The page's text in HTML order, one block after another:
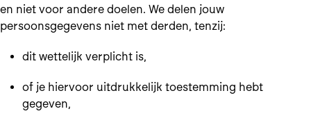
en niet voor andere doelen. We delen jouw
persoonsgegevens niet met derden, tenzij:
dit wettelijk verplicht is,
of je hiervoor uitdrukkelijk toestemming hebt
gegeven,